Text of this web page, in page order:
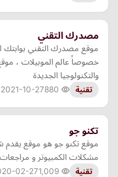
مصدرك التقني
موقع مصدرك التقني بوابتك
خصوصاً عالم الموبيلات ،
والتكنولوجيا الجديدة
تقنية 2021-10-27
تكنو جو
موقع تكنو جو هو موقع يقدم
مشكلات الكمبيوتر و
تقنية 02-27